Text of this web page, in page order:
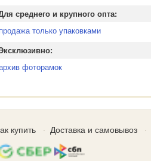
среднего и крупного опта:
продажа только упаковками
фоторамок
купить Доставка и самовывоз